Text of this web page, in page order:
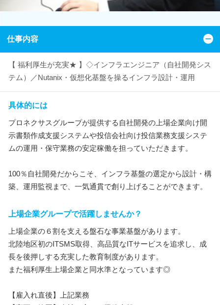
仕事内容
【 福利厚生が充実★ 】◇インフラエンジニア（自社開発シス
テム）／Nutanix・仮想化基盤を操るインフラ設計・運用
具体的には
プロネクサスグループが提供する自社開発の上場企業向け開
示書類作成支援システムや投信会社向け投信業務支援システ
ムの運用・保守業務の安定稼働を担っていただきます。
100％自社開発だからこそ、インフラ基盤の選定から設計・構
築、運用監視まで、一気通貫で創り上げることができます。
上場企業グループで活躍しませんか？
上場企業の６割を支える盤石な事業基盤があります。
北陸地区初のITSMS取得、高品質なITサービスを追求し、成
長を後押しする充実した教育制度があります。
また福利厚生上場企業と同水準となっています◎
【雇入れ直後】上記業務